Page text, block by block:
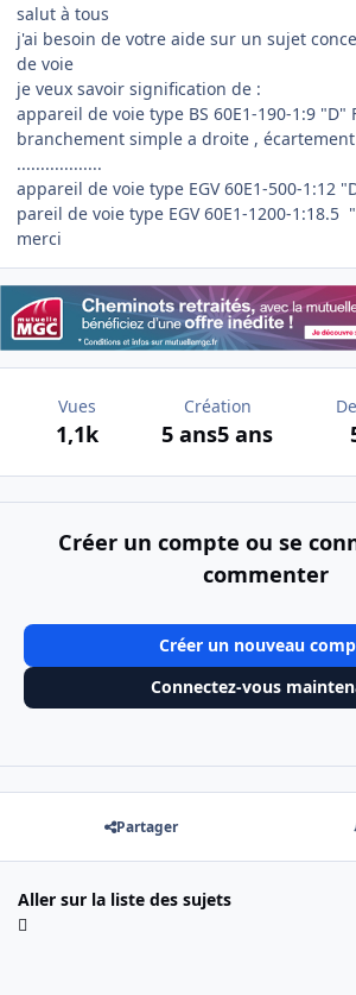
salut à tous
j'ai besoin de votre aide sur un sujet
de voie
je veux savoir signification de :
appareil de voie type BS 60E1-190-1:9 "D"
branchement simple a droite ,
..................
appareil de voie type EGV 60E1-500-1:12
pareil de voie type EGV 60E1-1200-1:18.5
merci
Vues
1,1k
Création
5 ans5 ans
Créer un compte ou se
commenter
Créer un nouveau
Connectez-vous
Partager
Aller sur la liste des sujets